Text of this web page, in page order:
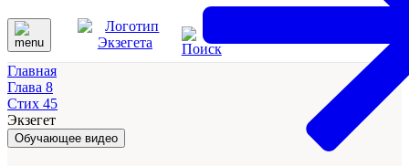
Главная
Глава 8
Стих 45
Экзегет
Обучающее видео